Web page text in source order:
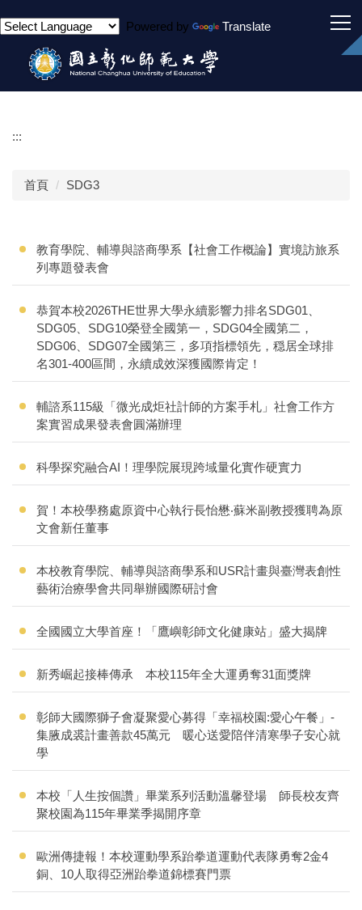
到
Powered by Translate
:::
首頁 SDG3
教育學院、輔導與諮商學系【社會工作概論】實境訪旅系
列專題發表會
恭賀本校2026THE世界大學永續影響力排名SDG01、
SDG05、SDG10榮登全國第一，SDG04全國第二，
SDG06、SDG07全國第三，多項指標領先，穏居全球排
名301-400區間，永續成效深獲國際肯定！
輔諮系115級「微光成炬社計師的方案手札」社會工作方
案實習成果發表會圓滿辦理
科學探究融合AI！理學院展現跨域量化實作硬實力
賀！本校學務處原資中心執行長怡懋‧蘇米副教授獲聘為原
文會新任董事
本校教育學院、輔導與諮商學系和USR計畫與臺灣表創性
藝術治療學會共同舉辦國際研討會
全國國立大學首座！「鷹嶼彰師文化健康站」盛大揭牌
新秀崛起接棒傳承 本校115年全大運勇奪31面獎牌
彰師大國際獅子會凝聚愛心募得「幸福校園:愛心午餐」-
集腋成裘計畫善款45萬元 暖心送愛陪伴清寒學子安心就
學
本校「人生按個讚」畢業系列活動溫馨登場 師長校友齊
聚校園為115年畢業季揭開序章
歐洲傳捷報！本校運動學系跆拳道運動代表隊勇奪2金4
銅、10人取得亞洲跆拳道錦標賽門票